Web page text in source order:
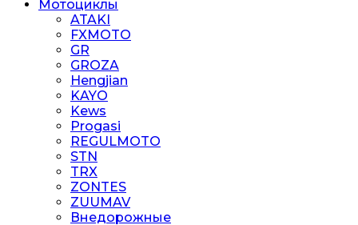
Мотоциклы
ATAKI
FXMOTO
GR
GROZA
Hengjian
KAYO
Kews
Progasi
REGULMOTO
STN
TRX
ZONTES
ZUUMAV
Внедорожные